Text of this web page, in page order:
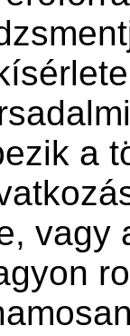
a
vagy